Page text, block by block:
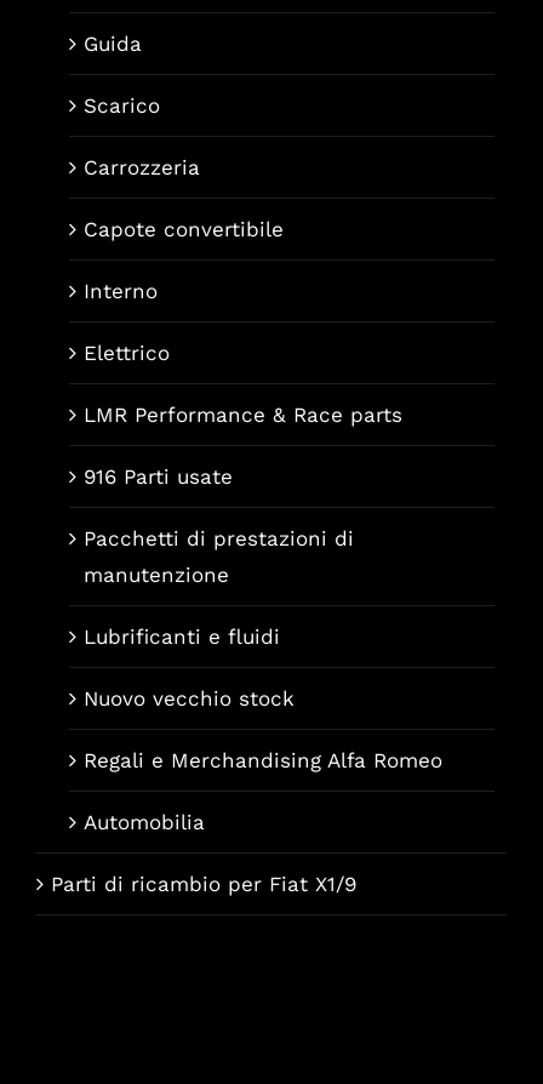
Guida
Scarico
Carrozzeria
Capote convertibile
Interno
Elettrico
LMR Performance & Race parts
916 Parti usate
Pacchetti di prestazioni di
manutenzione
Lubrificanti e fluidi
Nuovo vecchio stock
Regali e Merchandising Alfa Romeo
Automobilia
Parti di ricambio per Fiat X1/9